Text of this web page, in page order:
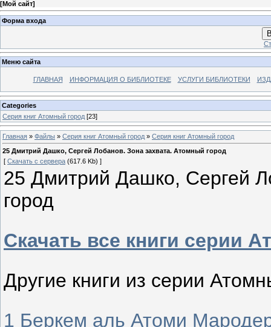
[Мой сайт]
Форма входа
Меню сайта
ГЛАВНАЯ ИНФОРМАЦИЯ О БИБЛИОТЕКЕ УСЛУГИ БИБЛИОТЕКИ
Categories
Серия книг Атомный город [23]
Главная » Файлы » Серия книг Атомный город » Серия книг Атомный город
25 Дмитрий Дашко, Сергей Лобанов. Зона захвата. Атомный город
[ Скачать с сервера (617.6 Kb) ]
25 Дмитрий Дашко, Сергей
город
Скачать все книги серии
Другие книги из серии
1 Беркем аль Атоми